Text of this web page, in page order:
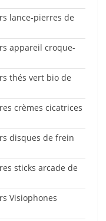
lance-pierres de
appareil croque-
thés vert bio de
crèmes cicatrices
disques de frein
sticks arcade de
Visiophones